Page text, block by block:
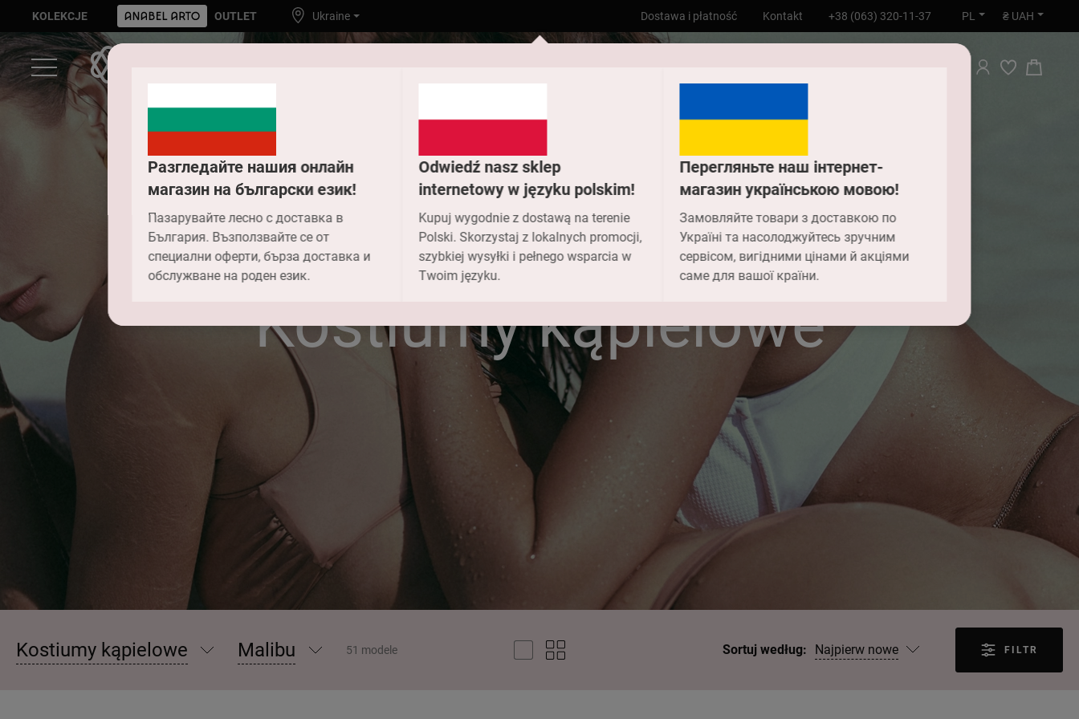
Разгледайте нашия онлайн
магазин на български език!
Пазарувайте лесно с доставка в
България. Възползвайте се от
специални оферти, бърза доставка и
обслужване на роден език.
Odwiedź nasz sklep
internetowy w języku polskim!
Kupuj wygodnie z dostawą na terenie
Polski. Skorzystaj z lokalnych promocji,
szybkiej wysyłki i pełnego wsparcia w
Twoim języku.
Перегляньте наш інтернет-
магазин українською мовою!
Замовляйте товари з доставкою по
Україні та насолоджуйтесь зручним
сервісом, вигідними цінами й акціями
саме для вашої країни.
KOLEKCJE OUTLET Ukraine Dostawa i płatność Kontakt +38 (063) 320-11-37 PL ₴ UAH
Dom Kostiumy kąpielowe
Kostiumy kąpielowe
Kostiumy kąpielowe Malibu 51 modele Sortuj według: Najpierw nowe FILTR